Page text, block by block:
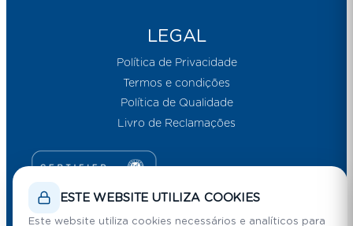
ESTE WEBSITE UTILIZA COOKIES
Este website utiliza cookies necessários e analíticos para
LEGAL
Política de Privacidade
Termos e condições
Política de Qualidade
Livro de Reclamações
Email Marketing por E-goi